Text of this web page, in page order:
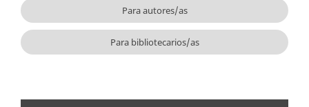
Para autores/as
Para bibliotecarios/as